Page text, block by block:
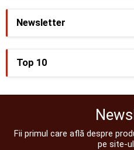
Newsletter
Top 10
Fii primul care află despre
pe site-